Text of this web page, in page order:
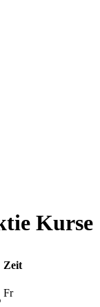
Kurse
Zeit
Fr